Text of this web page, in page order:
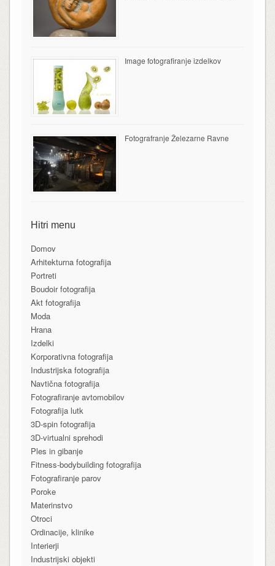
Image fotografiranje izdelkov
Fotografranje Železarne Ravne
Hitri menu
Domov
Arhitekturna fotografija
Portreti
Boudoir fotografija
Akt fotografija
Moda
Hrana
Izdelki
Korporativna fotografija
Industrijska fotografija
Navtična fotografija
Fotografiranje avtomobilov
Fotografija lutk
3D-spin fotografija
3D-virtualni sprehodi
Ples in gibanje
Fitness-bodybuilding fotografija
Fotografiranje parov
Poroke
Materinstvo
Otroci
Ordinacije, klinike
Interierji
Industrijski objekti